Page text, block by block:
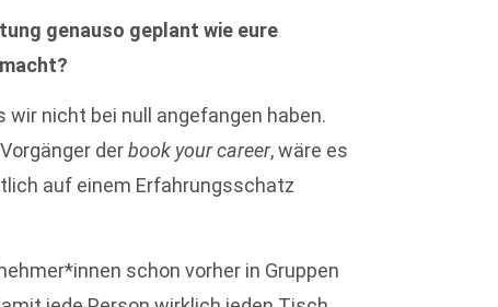
genauso geplant wie eure
nicht bei null angefangen haben.
derbook your career, wäre es
auf einem Erfahrungsschatz
schon vorher in Gruppen